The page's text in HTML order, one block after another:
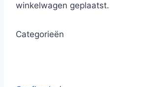
winkelwagen geplaatst.
Categorieën